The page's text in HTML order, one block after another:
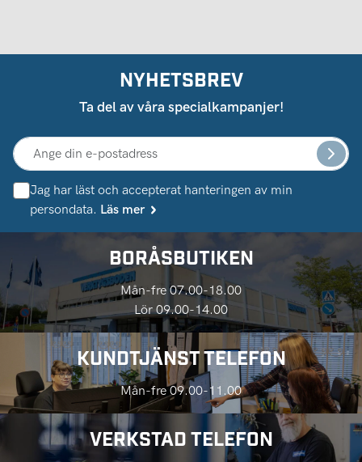
NYHETSBREV
Ta del av våra specialkampanjer!
Jag har läst och accepterat hanteringen av min
persondata. Läs mer
BORÅSBUTIKEN
Mån-fre 07.00-18.00
Lör 09.00-14.00
KUNDTJÄNST TELEFON
Mån-fre 09.00-11.00
VERKSTAD TELEFON